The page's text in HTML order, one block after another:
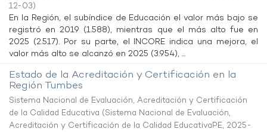
12-03)
En la Región, el subíndice de Educación el valor más bajo se
registró en 2019 (1.588), mientras que el más alto fue en
2025 (2.517). Por su parte, el INCORE indica una mejora, el
valor más alto se alcanzó en 2025 (3.954), ...
Estado de la Acreditación y Certificación en la
Región Tumbes
Sistema Nacional de Evaluación, Acreditación y Certificación
de la Calidad Educativa (Sistema Nacional de Evaluación,
Acreditación y Certificación de la Calidad EducativaPE, 2025-